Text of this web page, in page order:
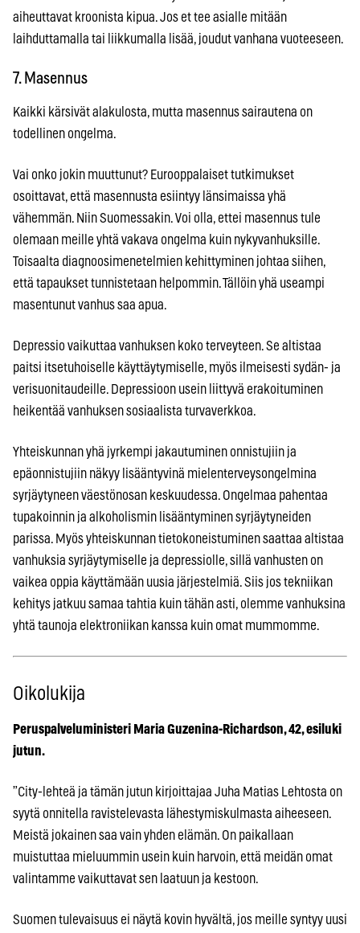
aiheuttavat kroonista kipua. Jos et tee asialle mitään
laihduttamalla tai liikkumalla lisää, joudut vanhana vuoteeseen.
7. Masennus
Kaikki kärsivät alakulosta, mutta masennus sairautena on
todellinen ongelma.
Vai onko jokin muuttunut? Eurooppalaiset tutkimukset
osoittavat, että masennusta esiintyy länsimaissa yhä
vähemmän. Niin Suomessakin. Voi olla, ettei masennus tule
olemaan meille yhtä vakava ongelma kuin nykyvanhuksille.
Toisaalta diagnoosimenetelmien kehittyminen johtaa siihen,
että tapaukset tunnistetaan helpommin. Tällöin yhä useampi
masentunut vanhus saa apua.
Depressio vaikuttaa vanhuksen koko terveyteen. Se altistaa
paitsi itsetuhoiselle käyttäytymiselle, myös ilmeisesti sydän- ja
verisuonitaudeille. Depressioon usein liittyvä erakoituminen
heikentää vanhuksen sosiaalista turvaverkkoa.
Yhteiskunnan yhä jyrkempi jakautuminen onnistujiin ja
epäonnistujiin näkyy lisääntyvinä mielenterveysongelmina
syrjäytyneen väestönosan keskuudessa. Ongelmaa pahentaa
tupakoinnin ja alkoholismin lisääntyminen syrjäytyneiden
parissa. Myös yhteiskunnan tietokoneistuminen saattaa altistaa
vanhuksia syrjäytymiselle ja depressiolle, sillä vanhusten on
vaikea oppia käyttämään uusia järjestelmiä. Siis jos tekniikan
kehitys jatkuu samaa tahtia kuin tähän asti, olemme vanhuksina
yhtä taunoja elektroniikan kanssa kuin omat mummomme.
Oikolukija
Peruspalveluministeri Maria Guzenina-Richardson, 42, esiluki
jutun.
”City-lehteä ja tämän jutun kirjoittajaa Juha Matias Lehtosta on
syytä onnitella ravistelevasta lähestymiskulmasta aiheeseen.
Meistä jokainen saa vain yhden elämän. On paikallaan
muistuttaa mieluummin usein kuin harvoin, että meidän omat
valintamme vaikuttavat sen laatuun ja kestoon.
Suomen tulevaisuus ei näytä kovin hyvältä, jos meille syntyy uusi